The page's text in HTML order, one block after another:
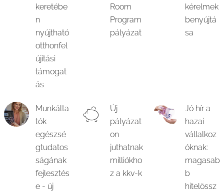
keretébe
n
nyújtható
otthonfel
újítási
támogat
ás
Room
Program
pályázat
kérelmek
benyújtá
sa
Munkálta
tók
egészsé
gtudatos
ságának
fejlesztés
e - új
Új
pályázat
on
juthatnak
milliókho
z a kkv-k
Jó hír a
hazai
vállalkoz
óknak:
magasab
b
hitelössz